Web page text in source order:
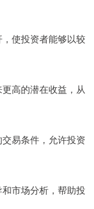
使投资者能够以较
高的潜在收益，从
易条件，允许投资
市场分析，帮助投